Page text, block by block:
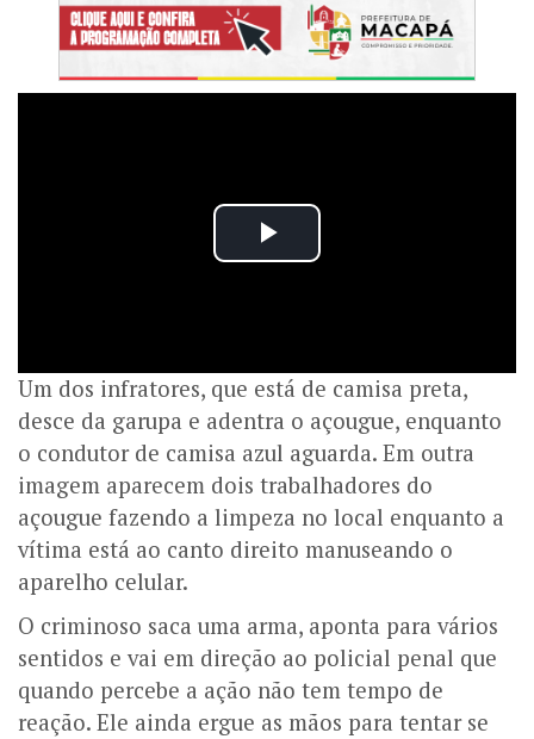
Um dos infratores, que está de camisa preta,
desce da garupa e adentra o açougue, enquanto
o condutor de camisa azul aguarda. Em outra
imagem aparecem dois trabalhadores do
açougue fazendo a limpeza no local enquanto a
vítima está ao canto direito manuseando o
aparelho celular.
O criminoso saca uma arma, aponta para vários
sentidos e vai em direção ao policial penal que
quando percebe a ação não tem tempo de
reação. Ele ainda ergue as mãos para tentar se